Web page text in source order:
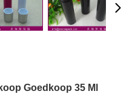
Goedkoop 35 Ml